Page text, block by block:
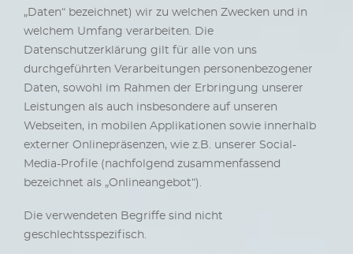
„Daten“ bezeichnet) wir zu welchen Zwecken und in
welchem Umfang verarbeiten. Die
Datenschutzerklärung gilt für alle von uns
durchgeführten Verarbeitungen personenbezogener
Daten, sowohl im Rahmen der Erbringung unserer
Leistungen als auch insbesondere auf unseren
Webseiten, in mobilen Applikationen sowie innerhalb
externer Onlinepräsenzen, wie z.B. unserer Social-
Media-Profile (nachfolgend zusammenfassend
bezeichnet als „Onlineangebot“).
Die verwendeten Begriffe sind nicht
geschlechtsspezifisch.